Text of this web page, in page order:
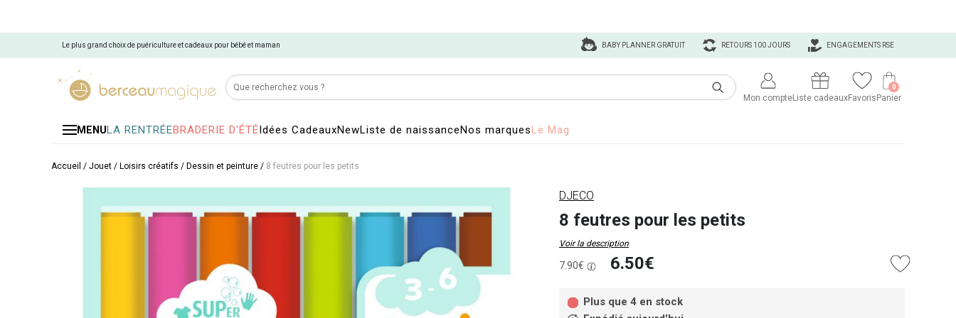
Le plus grand choix de puériculture et cadeaux pour bébé et maman ENGAGEMENTS RSE
RETOURS 100 JOURS
BABY PLANNER GRATUIT
Mon compteListe cadeauxFavoris Panier
0
MENULA RENTRÉEBRADERIE D'ÉTÉIdées CadeauxNewListe de naissanceNos marquesLe Mag
Accueil / Jouet / Loisirs créatifs / Dessin et peinture / 8 feutres pour les petits
DJECO
8 feutres pour les petits
Voir la description
7.90€ 6.50€
Plus que 4 en stock